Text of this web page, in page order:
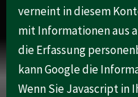
verneint in diesem
mit Informationen aus
die Erfassung
kann Google die
Wenn Sie Javascript in